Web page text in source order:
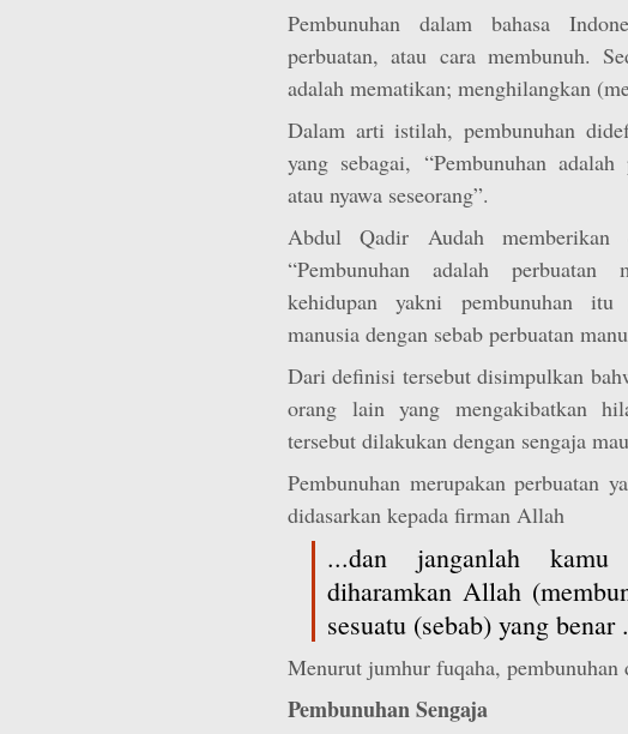
Pembunuhan dalam bahasa
perbuatan, atau cara membunuh.
adalah mematikan; menghilangkan
Dalam arti istilah, pembunuhan
yang sebagai, “Pembunuhan
atau nyawa seseorang”.
Abdul Qadir Audah memberikan
“Pembunuhan adalah perbuatan
kehidupan yakni pembunuhan itu
manusia dengan sebab perbuatan
Dari definisi tersebut disimpulkan
orang lain yang mengakibatkan
tersebut dilakukan dengan sengaja
Pembunuhan merupakan perbuatan
didasarkan kepada firman Allah
...dan janganlah
diharamkan Allah
sesuatu (sebab) yang
Menurut jumhur fuqaha,
Pembunuhan Sengaja